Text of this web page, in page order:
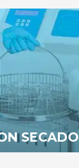
SECADO